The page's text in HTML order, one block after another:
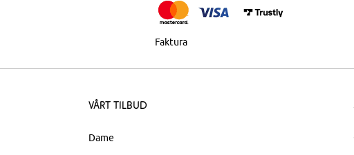
Faktura
Vårt tilbud
Dame